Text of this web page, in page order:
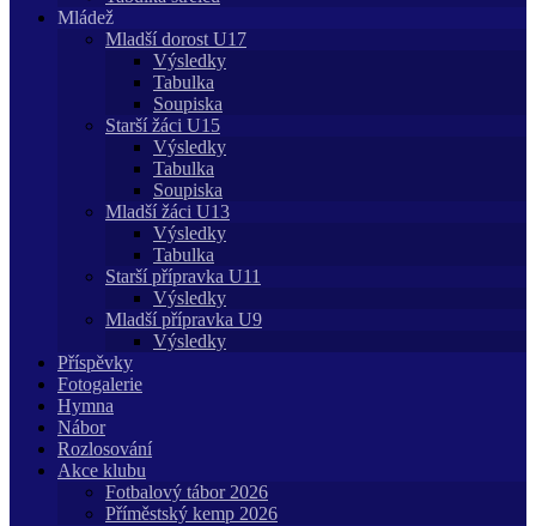
Mládež
Mladší dorost U17
Výsledky
Tabulka
Soupiska
Starší žáci U15
Výsledky
Tabulka
Soupiska
Mladší žáci U13
Výsledky
Tabulka
Starší přípravka U11
Výsledky
Mladší přípravka U9
Výsledky
Příspěvky
Fotogalerie
Hymna
Nábor
Rozlosování
Akce klubu
Fotbalový tábor 2026
Příměstský kemp 2026